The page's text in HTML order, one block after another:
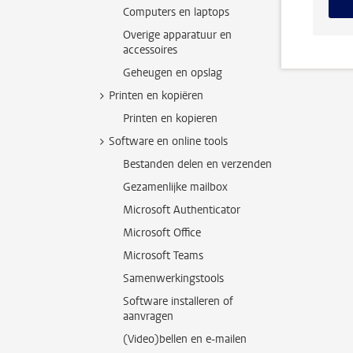
Computers en laptops
Overige apparatuur en
accessoires
Geheugen en opslag
Printen en kopiëren
Printen en kopieren
Software en online tools
Bestanden delen en verzenden
Gezamenlijke mailbox
Microsoft Authenticator
Microsoft Office
Microsoft Teams
Samenwerkingstools
Software installeren of
aanvragen
(Video)bellen en e-mailen